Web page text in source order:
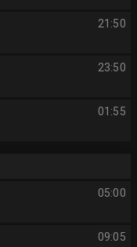
21:50
23:50
01:55
05:00
09:05